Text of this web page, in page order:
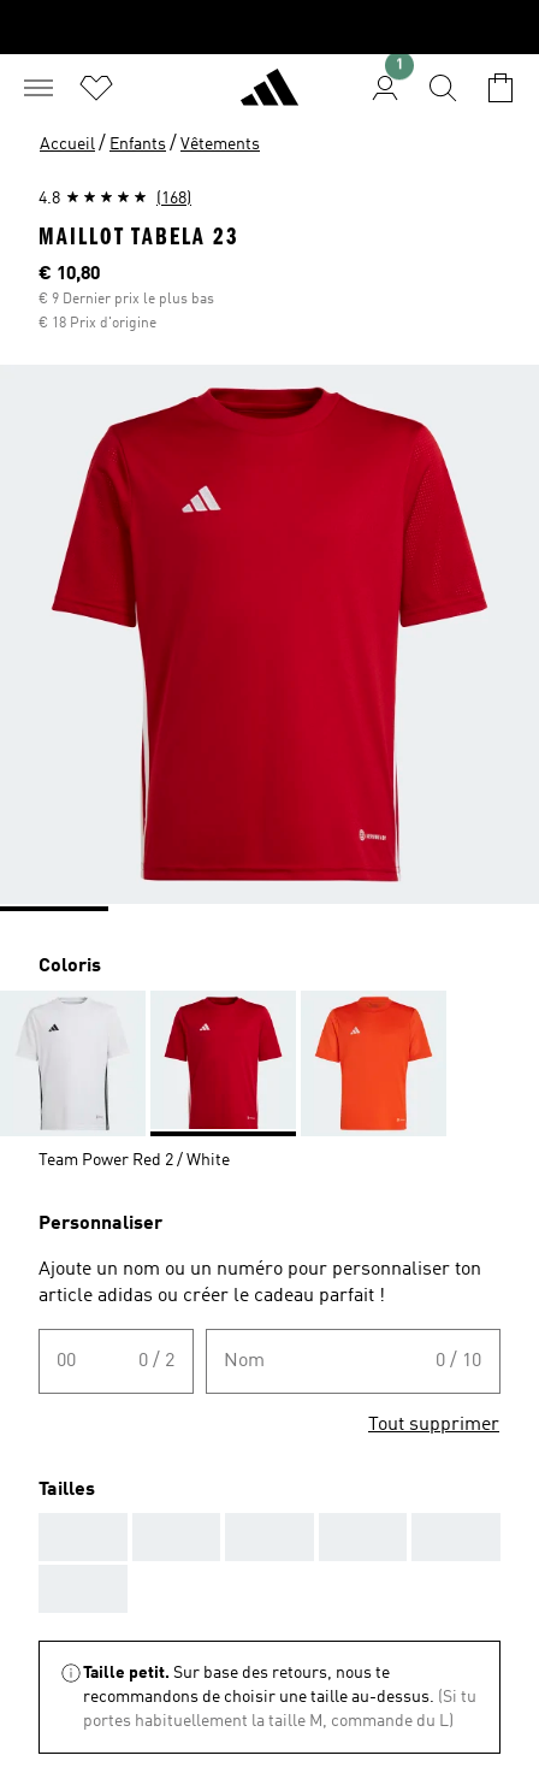
1
Accueil / Enfants / Vêtements
4.8 (168)
MAILLOT TABELA 23
Current price
€ 10,80
€ 9 Dernier prix le plus bas
€ 18 Prix d'origine
Coloris
Team Power Red 2 / White
Personnaliser
Ajoute un nom ou un numéro pour personnaliser ton
article adidas ou créer le cadeau parfait !
00 0 / 2 Nom 0 / 10
Tout supprimer
Tailles
Taille petit. Sur base des retours, nous te
recommandons de choisir une taille au-dessus. (Si tu
portes habituellement la taille M, commande du L)